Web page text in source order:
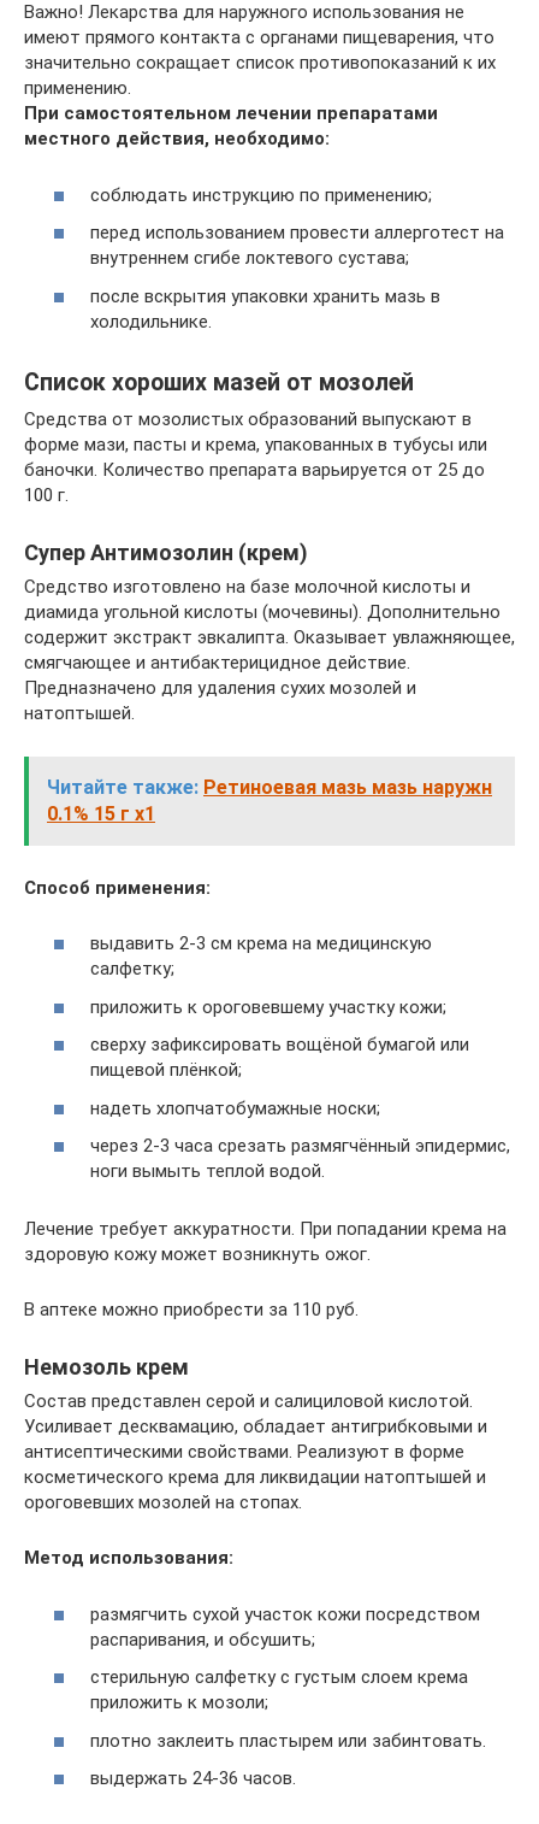
Важно! Лекарства для наружного использования не
имеют прямого контакта с органами пищеварения, что
значительно сокращает список противопоказаний к их
применению.
При самостоятельном лечении препаратами
местного действия, необходимо:
соблюдать инструкцию по применению;
перед использованием провести аллерготест на
внутреннем сгибе локтевого сустава;
после вскрытия упаковки хранить мазь в
холодильнике.
Список хороших мазей от мозолей
Средства от мозолистых образований выпускают в
форме мази, пасты и крема, упакованных в тубусы или
баночки. Количество препарата варьируется от 25 до
100 г.
Супер Антимозолин (крем)
Средство изготовлено на базе молочной кислоты и
диамида угольной кислоты (мочевины). Дополнительно
содержит экстракт эвкалипта. Оказывает увлажняющее,
смягчающее и антибактерицидное действие.
Предназначено для удаления сухих мозолей и
натоптышей.
Читайте также: Ретиноевая мазь мазь наружн
0.1% 15 г x1
Способ применения:
выдавить 2-3 см крема на медицинскую
салфетку;
приложить к ороговевшему участку кожи;
сверху зафиксировать вощёной бумагой или
пищевой плёнкой;
надеть хлопчатобумажные носки;
через 2-3 часа срезать размягчённый эпидермис,
ноги вымыть теплой водой.
Лечение требует аккуратности. При попадании крема на
здоровую кожу может возникнуть ожог.
В аптеке можно приобрести за 110 руб.
Немозоль крем
Состав представлен серой и салициловой кислотой.
Усиливает десквамацию, обладает антигрибковыми и
антисептическими свойствами. Реализуют в форме
косметического крема для ликвидации натоптышей и
ороговевших мозолей на стопах.
Метод использования:
размягчить сухой участок кожи посредством
распаривания, и обсушить;
стерильную салфетку с густым слоем крема
приложить к мозоли;
плотно заклеить пластырем или забинтовать.
выдержать 24-36 часов.